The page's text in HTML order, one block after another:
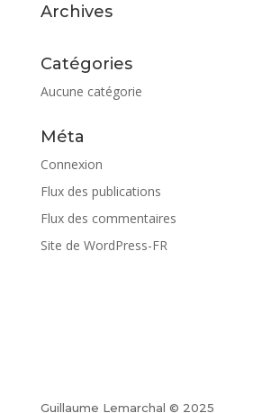
Archives
Catégories
Aucune catégorie
Méta
Connexion
Flux des publications
Flux des commentaires
Site de WordPress-FR
Guillaume Lemarchal © 2025